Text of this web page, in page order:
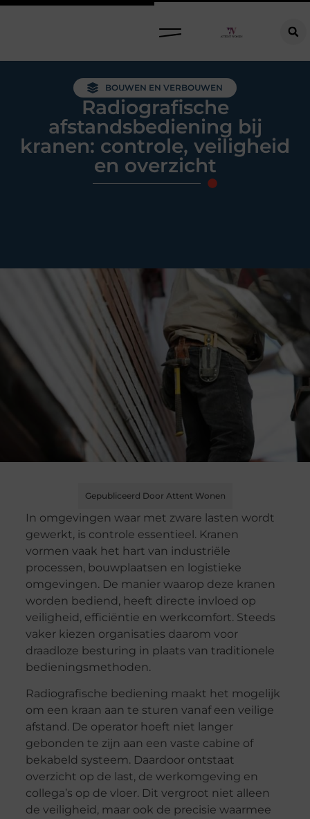
BOUWEN EN VERBOUWEN
Radiografische
afstandsbediening bij
kranen: controle, veiligheid
en overzicht
Gepubliceerd Door Attent Wonen
In omgevingen waar met zware lasten wordt
gewerkt, is controle essentieel. Kranen
vormen vaak het hart van industriële
processen, bouwplaatsen en logistieke
omgevingen. De manier waarop deze kranen
worden bediend, heeft directe invloed op
veiligheid, efficiëntie en werkcomfort. Steeds
vaker kiezen organisaties daarom voor
draadloze besturing in plaats van traditionele
bedieningsmethoden.
Radiografische bediening maakt het mogelijk
om een kraan aan te sturen vanaf een veilige
afstand. De operator hoeft niet langer
gebonden te zijn aan een vaste cabine of
bekabeld systeem. Daardoor ontstaat
overzicht op de last, de werkomgeving en
collega’s op de vloer. Dit vergroot niet alleen
de veiligheid, maar ook de precisie waarmee